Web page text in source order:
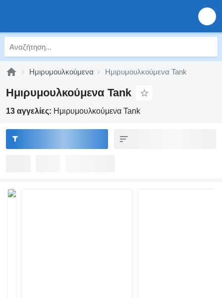
Ημιρυμουλκούμενα Ημιρυμουλκούμενα Tank
Ημιρυμουλκούμενα Tank
13 αγγελίες: Ημιρυμουλκούμενα Tank